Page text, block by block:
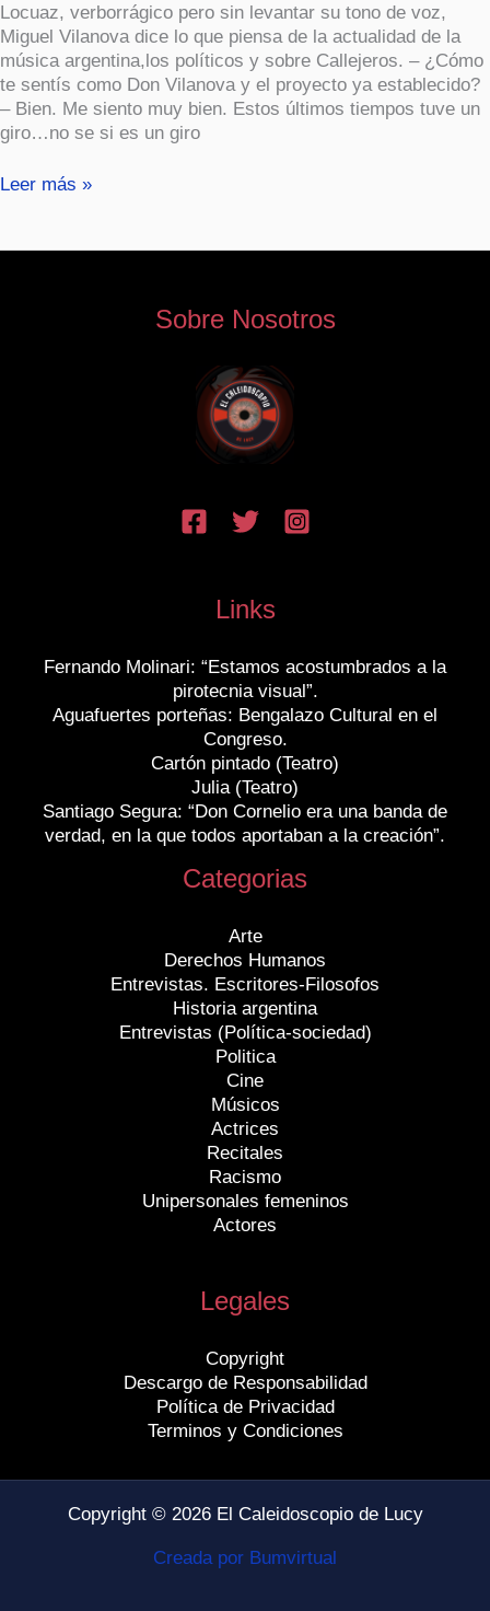
Locuaz, verborrágico pero sin levantar su tono de voz,
Miguel Vilanova dice lo que piensa de la actualidad de la
música argentina,los políticos y sobre Callejeros. – ¿Cómo
te sentís como Don Vilanova y el proyecto ya establecido?
– Bien. Me siento muy bien. Estos últimos tiempos tuve un
giro…no se si es un giro
Leer más »
Sobre Nosotros
Links
Fernando Molinari: “Estamos acostumbrados a la
pirotecnia visual”.
Aguafuertes porteñas: Bengalazo Cultural en el
Congreso.
Cartón pintado (Teatro)
Julia (Teatro)
Santiago Segura: “Don Cornelio era una banda de
verdad, en la que todos aportaban a la creación”.
Categorias
Arte
Derechos Humanos
Entrevistas. Escritores-Filosofos
Historia argentina
Entrevistas (Política-sociedad)
Politica
Cine
Músicos
Actrices
Recitales
Racismo
Unipersonales femeninos
Actores
Legales
Copyright
Descargo de Responsabilidad
Política de Privacidad
Terminos y Condiciones
Copyright © 2026 El Caleidoscopio de Lucy
Creada por Bumvirtual